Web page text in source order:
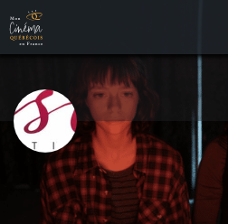
ESC Distribution
Infos Films sur la plateforme